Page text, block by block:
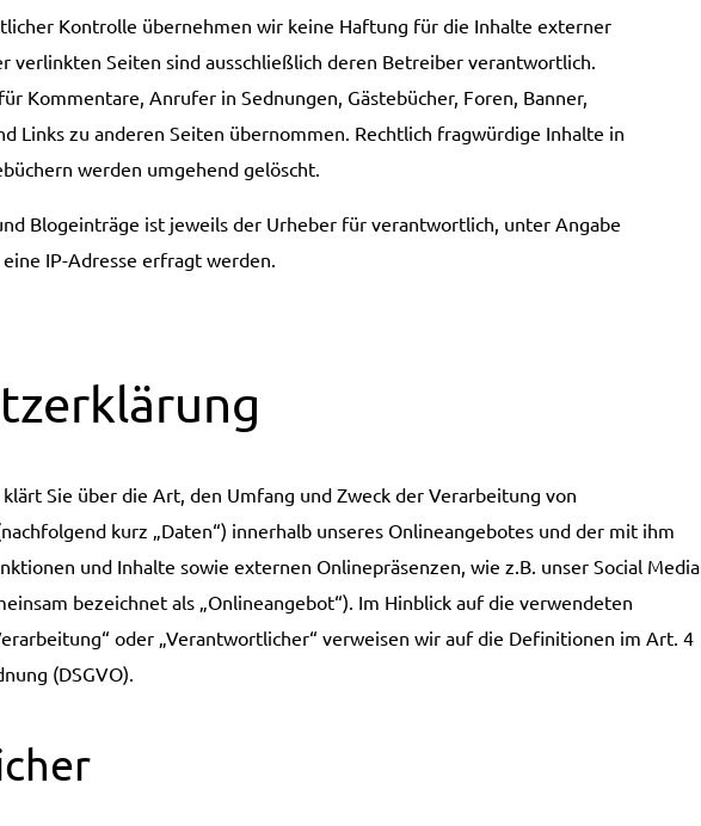
Kontrolle übernehmen wir keine Haftung für die Inhalte externer
verlinkten Seiten sind ausschließlich deren Betreiber verantwortlich.
Kommentare, Anrufer in Sednungen, Gästebücher, Foren, Banner,
Links zu anderen Seiten übernommen. Rechtlich fragwürdige Inhalte in
werden umgehend gelöscht.
Blogeinträge ist jeweils der Urheber für verantwortlich, unter Angabe
IP-Adresse erfragt werden.
Sie über die Art, den Umfang und Zweck der Verarbeitung von
kurz „Daten“) innerhalb unseres Onlineangebotes und der mit ihm
und Inhalte sowie externen Onlinepräsenzen, wie z.B. unser Social Media
bezeichnet als „Onlineangebot“). Im Hinblick auf die verwendeten
oder „Verantwortlicher“ verweisen wir auf die Definitionen im Art. 4
(DSGVO).